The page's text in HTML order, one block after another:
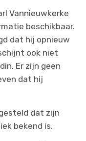
Vannieuwkerke
beschikbaar.
dat hij opnieuw
ook niet
Er zijn geen
dat hij
dat zijn
bekend is.